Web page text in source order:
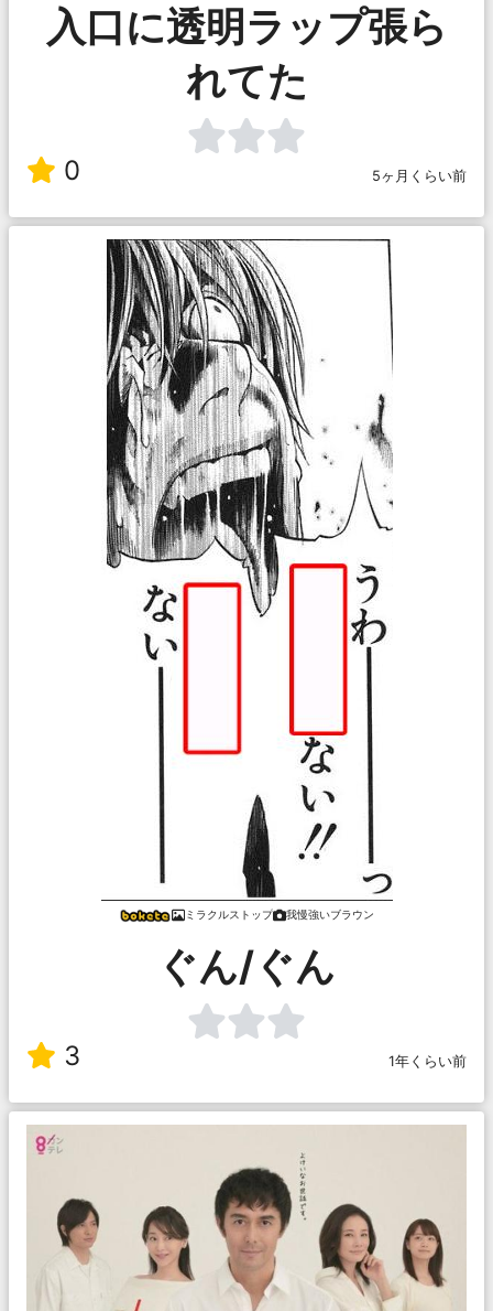
入口に透明ラップ張ら
れてた
0 5ヶ月くらい前
ミラクルストップ 我慢強いブラウン
ぐん/ぐん
3 1年くらい前